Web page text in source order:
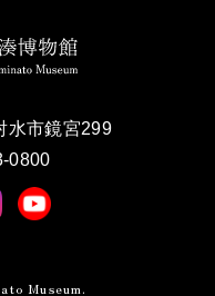
市鏡宮299
0800
Museum.